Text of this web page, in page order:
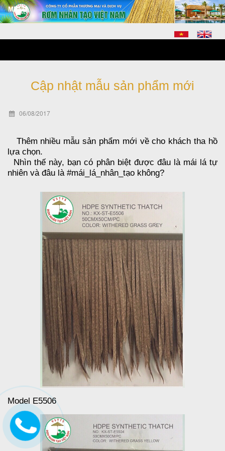
Cập nhật mẫu sản phẩm mới
06/08/2017
Thêm nhiều mẫu sản phẩm mới về cho khách tha hồ
lựa chọn.
Nhìn thế này, bạn có phân biệt được đâu là mái lá tự
nhiên và đâu là #mái_lá_nhân_tạo không?
Model E5506